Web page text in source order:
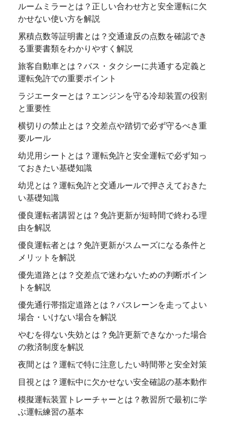
ルームミラーとは？正しい合わせ方と安全運転に欠
かせない使い方を解説
累積点数等証明書とは？交通違反の点数を確認でき
る重要書類をわかりやすく解説
旅客自動車とは？バス・タクシーに共通する定義と
運転免許での重要ポイント
ラジエーターとは？エンジンを守る冷却装置の役割
と重要性
横切りの禁止とは？交差点や踏切で必ず守るべき重
要ルール
幼児用シートとは？運転免許と安全運転で必ず知っ
ておきたい基礎知識
幼児とは？運転免許と交通ルールで押さえておきた
い基礎知識
優良運転者講習とは？免許更新が短時間で終わる理
由を解説
優良運転者とは？免許更新がスムーズになる条件と
メリットを解説
優先道路とは？交差点で迷わないための判断ポイン
トを解説
優先通行帯指定道路とは？バスレーンを走ってよい
場合・いけない場合を解説
やむを得ない失効とは？免許更新できなかった場合
の救済制度を解説
夜間とは？運転で特に注意したい時間帯と安全対策
目視とは？運転中に欠かせない安全確認の基本動作
模擬運転装置トレーチャーとは？教習所で最初に学
ぶ運転練習の基本